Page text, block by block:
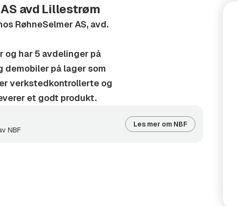
Dette kan påvirke
funksjoner.
da det er forskjell på
10 år nedbetaling.
finansieringsløsning som
avd Lillestrøm
RøhneSelmer AS, avd.
og har 5 avdelinger på
på lager som
verkstedkontrollerte og
et godt produkt.
NBF
Les mer om NBF